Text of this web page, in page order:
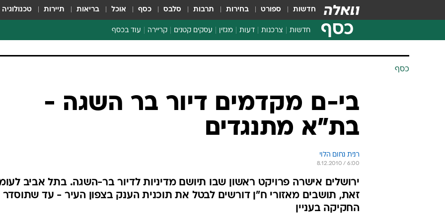
חדשות ספורט בחירות תרבות סלבס כסף אוכל בריאות תיירות טכנולוגיה
כסף חדשות צרכנות
צרכנות פיננסית
דעות מגזין עסקים קטנים קריירה עוד בכסף
כסף
בי-ם מקדמים דיור בר השגה -
בת"א מתנגדים
רנית נחום הלוי
8.12.2010 / 6:00
ירושלים אישרה פרויקט ראשון שבו תיושם מדיניות לדיור בר-השגה. בתל אביב
זאת, תושבים מאזורי ח"ן דורשים לבטל את תוכנית הענק בצפון העיר - עד שתוסדר
החקיקה בעניין